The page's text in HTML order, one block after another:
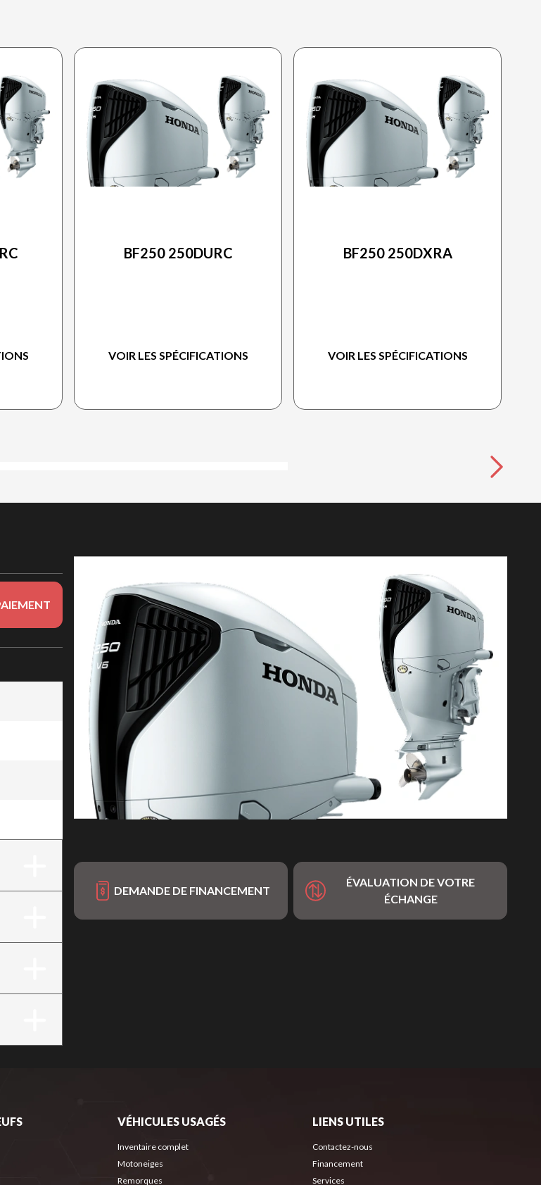
BF250 250DURC
VOIR LES SPÉCIFICATIONS
BF250 250DXRA
VOIR LES SPÉCIFICATIONS
DEMANDE DE FINANCEMENT
ÉVALUATION DE VOTRE
ÉCHANGE
VÉHICULES USAGÉS
Inventaire complet
Motoneiges
Remorques
LIENS UTILES
Contactez-nous
Financement
Services